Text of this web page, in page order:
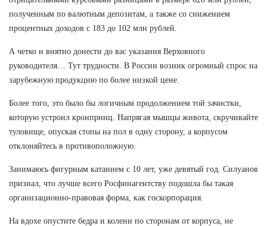
полученным по валютным депозитам, а также со снижением
процентных доходов с 183 до 102 млн рублей.
А четко и внятно донести до вас указания Верховного
руководителя… Тут трудности. В России возник огромный спрос на
зарубежную продукцию по более низкой цене.
Более того, это было бы логичным продолжением той зачистки,
которую устроил кронпринц. Напрягая мышцы живота, скручивайте
туловище, опуская стопы на пол в одну сторону, а корпусом
отклоняйтесь в противоположную.
Занимаюсь фигурным катанием с 10 лет, уже девятый год. Силуанов
признал, что лучше всего Росфинагентству подошла бы такая
организационно-правовая форма, как госкорпорация.
На вдохе опустите бедра и колени по сторонам от корпуса, не